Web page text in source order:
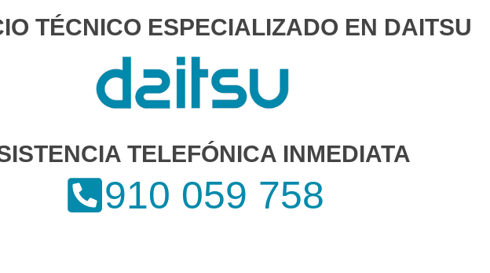
TÉCNICO ESPECIALIZADO EN DAITSU
TELEFÓNICA INMEDIATA
910 059 758